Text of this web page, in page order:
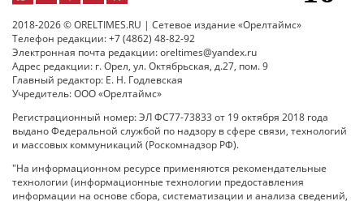
2018-2026 © ORELTIMES.RU | Сетевое издание «Орелтаймс»
Телефон редакции: +7 (4862) 48-82-92
Электронная почта редакции: oreltimes@yandex.ru
Адрес редакции: г. Орел, ул. Октябрьская, д.27, пом. 9
Главный редактор: Е. Н. Годлевская
Учредитель: ООО «Орелтаймс»
Регистрационный номер: ЭЛ ФС77-73833 от 19 октября 2018 года
выдано Федеральной службой по надзору в сфере связи, технологий
и массовых коммуникаций (Роскомнадзор РФ).
"На информационном ресурсе применяются рекомендательные
технологии (информационные технологии предоставления
информации на основе сбора, систематизации и анализа сведений,